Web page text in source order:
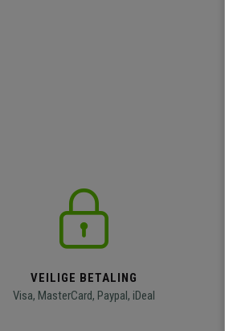
VEILIGE BETALING
Visa, MasterCard, Paypal, iDeal